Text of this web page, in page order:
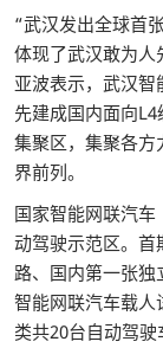
“武汉发出全球首
体现了武汉敢为人
亚波表示，武汉
先建成国内面向
集聚区，集聚各方
界前列。
国家智能网联汽车
动驾驶示范区。首
路、国内第一张
智能网联汽车载人
类共20台自动驾